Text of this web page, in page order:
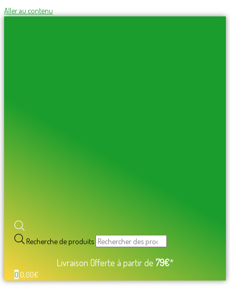
Aller au contenu
Recherche de produits
Livraison Offerte à partir de 79€*
0 0,00€